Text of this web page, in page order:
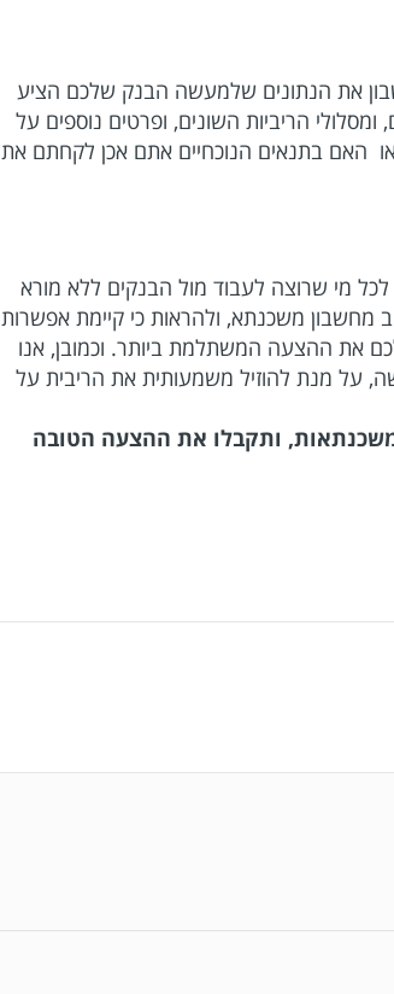
את הנתונים שלמעשה הבנק שלכם הציע
הריביות השונים, ופרטים נוספים על
בתנאים הנוכחיים אתם אכן לקחתם את
מי שרוצה לעבוד מול הבנקים ללא מורא
משכנתא, ולהראות כי קיימת אפשרות
את ההצעה המשתלמת ביותר. וכמובן, אנו
על מנת להוזיל משמעותית את הריבית על
ותקבלו את ההצעה הטובה